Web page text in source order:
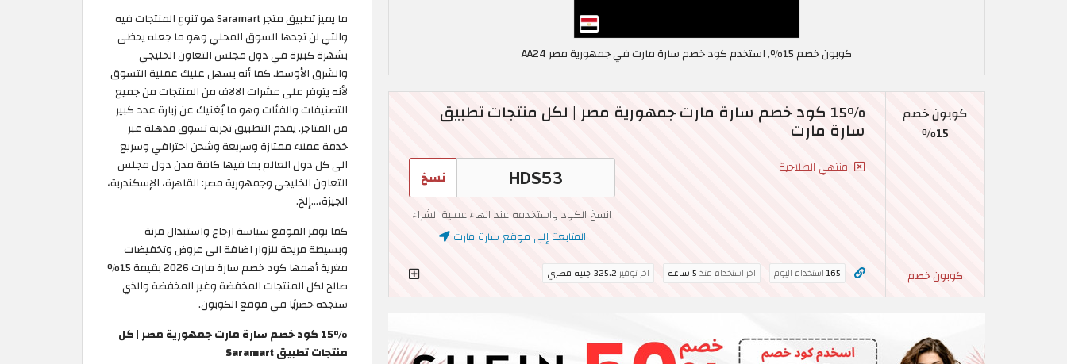
كوبون خصم 15٪, استخدم كود خصم سارة مارت في جمهورية مصر AA24
كوبون خصم
15٪
كوبون خصم
15% كود خصم سارة مارت جمهورية مصر | لكل منتجات تطبيق
سارة مارت
منتهي الصلاحية نسخ
انسخ الكود واستخدمه عند انهاء عملية الشراء
المتابعة إلى موقع سارة مارت
165استخدام اليوم اخر استخدام منذ5 ساعة اخر توفير325.2 جنيه مصري
ما يميز تطبيق متجر Saramart هو تنوع المنتجات فيه
والتي لن تجدها السوق المحلي وهو ما جعله يحظى
بشهرة كبيرة في دول مجلس التعاون الخليجي
والشرق الأوسط. كما أنه يسهل عليك عملية التسوق
لأنه يتوفر على عشرات الالاف من المنتجات من جميع
التصنيفات والفئات وهو ما يُغنيك عن زيارة عدد كبير
من المتاجر. يقدم التطبيق تجربة تسوق مذهلة عبر
خدمة عملاء ممتازة وسريعة وشحن احترافي وسريع
الى كل دول العالم بما فيها كافة مدن دول مجلس
التعاون الخليجي وجمهورية مصر: القاهرة، الإسكندرية،
الجيزة،...إلخ.
كما يوفر الموقع سياسة ارجاع واستبدال مرنة
وبسيطة مريحة للزوار اضافة الى عروض وتخفيضات
مغرية أهمها كود خصم سارة مارت 2026 بقيمة 15%
صالح لكل المنتجات المخفضة وغير المخفضة والذي
ستجده حصريًا في موقع الكوبون.
15% كود خصم سارة مارت جمهورية مصر | كل
منتجات تطبيق Saramart